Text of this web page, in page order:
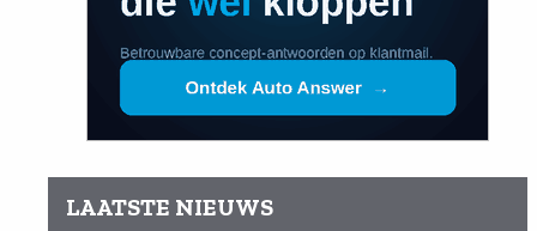
LAATSTE NIEUWS